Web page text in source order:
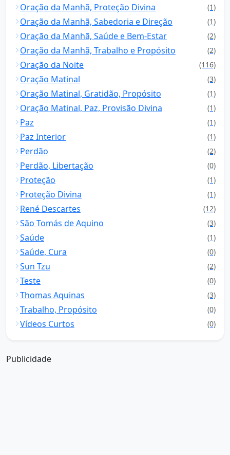
Oração da Manhã, Proteção Divina (1)
Oração da Manhã, Sabedoria e Direção (1)
Oração da Manhã, Saúde e Bem-Estar (2)
Oração da Manhã, Trabalho e Propósito (2)
Oração da Noite (116)
Oração Matinal (3)
Oração Matinal, Gratidão, Propósito (1)
Oração Matinal, Paz, Provisão Divina (1)
Paz (1)
Paz Interior (1)
Perdão (2)
Perdão, Libertação (0)
Proteção (1)
Proteção Divina (1)
René Descartes (12)
São Tomás de Aquino (3)
Saúde (1)
Saúde, Cura (0)
Sun Tzu (2)
Teste (0)
Thomas Aquinas (3)
Trabalho, Propósito (0)
Vídeos Curtos (0)
Publicidade